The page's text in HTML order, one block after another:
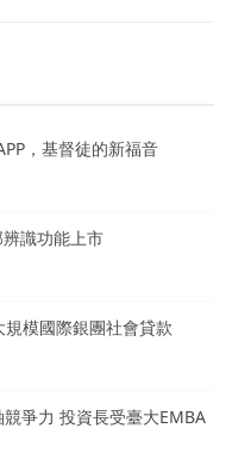
，基督徒的新福音
識功能上市
模國際銀團社會貸款
爭力 投資長受臺大EMBA